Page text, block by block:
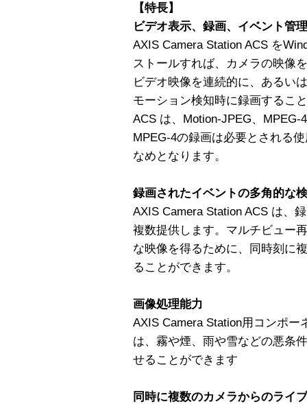
【特長】
ビデオ表示、録画、イベント管
AXIS Camera Station ACS を
ストールすれば、カメラの映像
ビデオ映像を連続的に、あるい
モーション検知時に録画するこ
ACS は、Motion-JPEG、
MPEG-4の録画は必要とされる
なめとなります。
録画されたイベントの多角的な
AXIS Camera Station ACS は、
複数提供します。マルチビュー
な映像を得るために、同時刻に
ることができます。
画像処理能力
AXIS Camera Station用コンポー
は、霧や煙、雨や雪などの悪条
せることができます
同時に複数のカメラからのライ